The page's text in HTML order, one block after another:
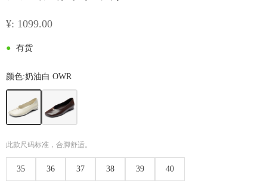
¥: 1099.00
● 有货
颜色:奶油白 OWR
此款尺码标准，合脚舒适。
35 36 37 38 39 40